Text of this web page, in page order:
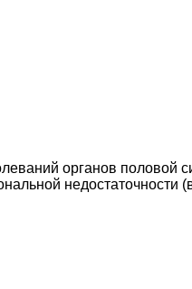
органов
недостаточности